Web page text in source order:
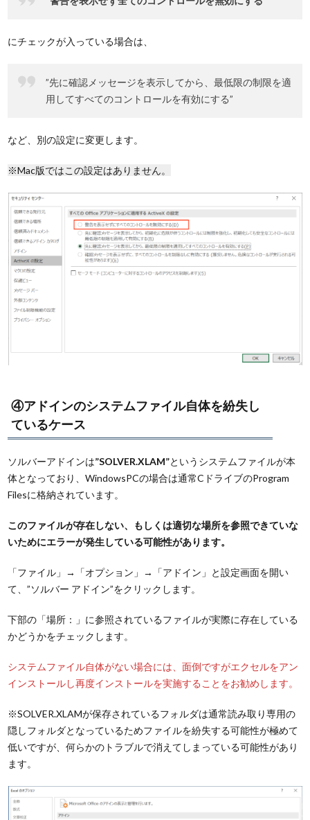
にチェックが入っている場合は、
”先に確認メッセージを表示してから、最低限の制限を適
用してすべてのコントロールを有効にする”
など、別の設定に変更します。
※Mac版ではこの設定はありません。
④アドインのシステムファイル自体を紛失し
ているケース
ソルバーアドインは”SOLVER.XLAM”というシステムファイルが本
体となっており、WindowsPCの場合は通常CドライブのProgram
Filesに格納されています。
このファイルが存在しない、もしくは適切な場所を参照できていな
いためにエラーが発生している可能性があります。
「ファイル」→「オプション」→「アドイン」と設定画面を開い
て、”ソルバー アドイン”をクリックします。
下部の「場所：」に参照されているファイルが実際に存在している
かどうかをチェックします。
システムファイル自体がない場合には、面倒ですがエクセルをアン
インストールし再度インストールを実施することをお勧めします。
※SOLVER.XLAMが保存されているフォルダは通常読み取り専用の
隠しフォルダとなっているためファイルを紛失する可能性が極めて
低いですが、何らかのトラブルで消えてしまっている可能性があり
ます。